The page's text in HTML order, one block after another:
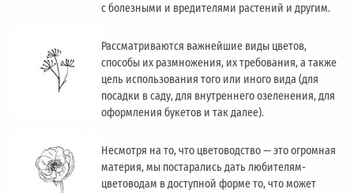
с болезными и вредителями растений и другим.
Рассматриваются важнейшие виды цветов,
способы их размножения, их требования, а также
цель использования того или иного вида (для
посадки в саду, для внутреннего озеленения, для
оформления букетов и так далее).
Несмотря на то, что цветоводство — это огромная
материя, мы постарались дать любителям-
цветоводам в доступной форме то, что может